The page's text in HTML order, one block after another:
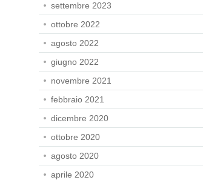
settembre 2023
ottobre 2022
agosto 2022
giugno 2022
novembre 2021
febbraio 2021
dicembre 2020
ottobre 2020
agosto 2020
aprile 2020